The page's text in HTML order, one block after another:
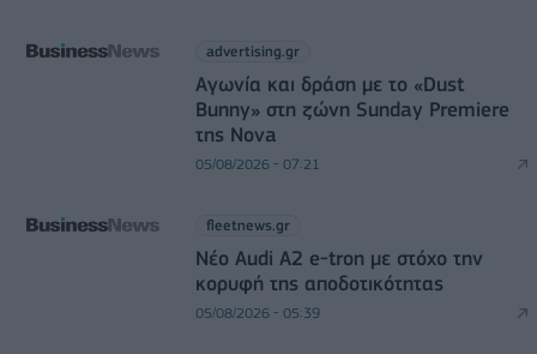
advertising.gr
Αγωνία και δράση με το «Dust
Bunny» στη ζώνη Sunday Premiere
της Nova
05/08/2026 - 07:21
fleetnews.gr
Νέο Audi A2 e-tron με στόχο την
κορυφή της αποδοτικότητας
05/08/2026 - 05:39